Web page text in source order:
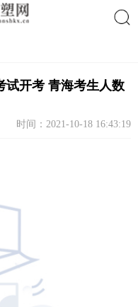
试开考 青海考生人数
时间：2021-10-18 16:43:19